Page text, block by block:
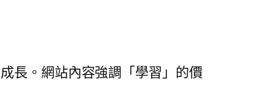
長。網站內容強調「學習」的價